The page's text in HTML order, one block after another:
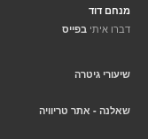
מנחם דוד
דברו איתי בפייס
שיעורי גיטרה
שאלנה - אתר טריוויה